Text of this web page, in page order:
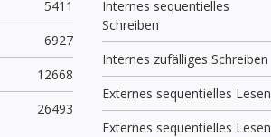
5411
6927
12668
26493
Internes sequentielles
Schreiben
Internes zufälliges Schreiben
Externes sequentielles Lesen
Externes sequentielles Lesen